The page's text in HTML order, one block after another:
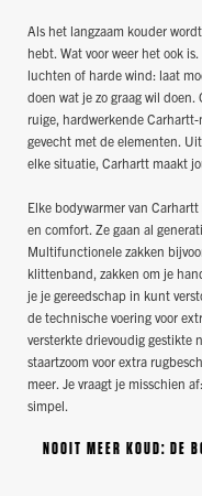
Als het langzaam kouder
hebt. Wat voor weer het ook
luchten of harde wind: laat
doen wat je zo graag wil
ruige, hardwerkende
gevecht met de elementen.
elke situatie, Carhartt maakt
Elke bodywarmer van
en comfort. Ze gaan al
Multifunctionele zakken
klittenband, zakken om je
je je gereedschap in kunt
de technische voering voor
versterkte drievoudig gestikte
staartzoom voor extra
meer. Je vraagt je misschien
simpel.
NOOIT MEER KOUD: DE